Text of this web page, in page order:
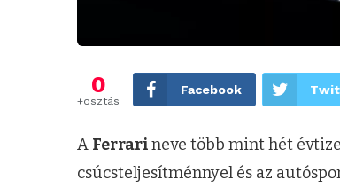
0
+osztás
Facebook
A Ferrarineve több mint hét
csúcsteljesítménnyel és az